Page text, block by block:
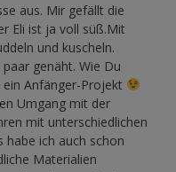
aus. Mir gefällt die
Eli ist ja voll süß.Mit
und kuscheln.
genäht. Wie Du
Anfänger-Projekt
Umgang mit der
mit unterschiedlichen
habe ich auch schon
Materialien